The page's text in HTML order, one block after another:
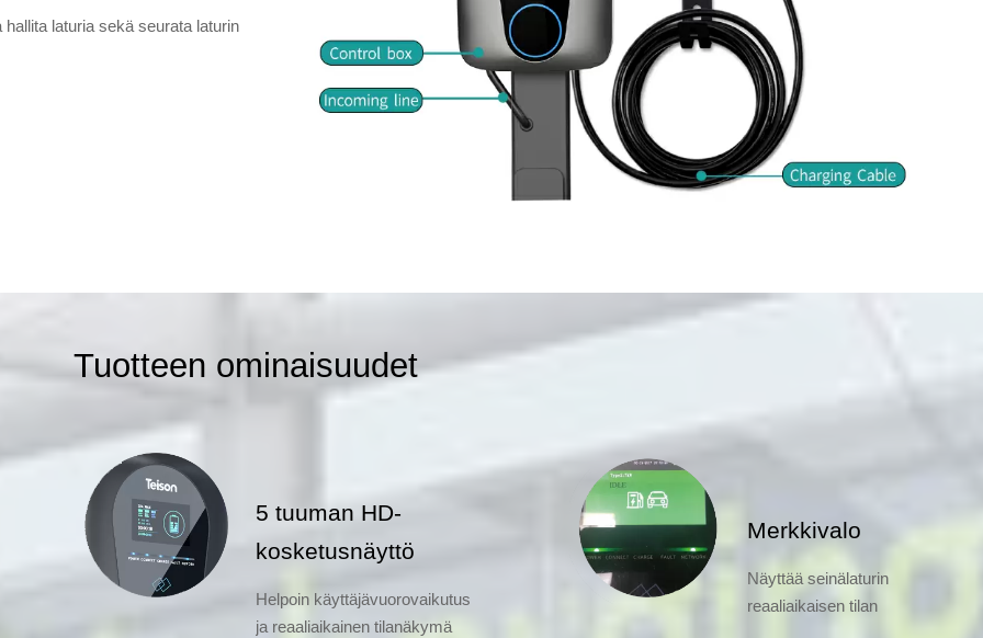
laturia sekä seurata laturin
Tuotteen ominaisuudet
5 tuuman HD-
kosketusnäyttö
Helpoin käyttäjävuorovaikutus
ja reaaliaikainen tilanäkymä
Merkkivalo
Näyttää seinälaturin
reaaliaikaisen tilan